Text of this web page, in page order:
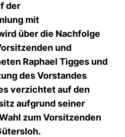
der
mit
über die Nachfolge
und
Raphael Tigges und
des Vorstandes
verzichtet auf den
aufgrund seiner
zum Vorsitzenden